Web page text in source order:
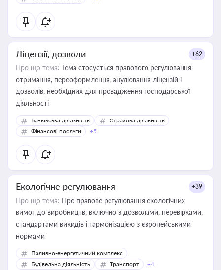
Ліцензії, дозволи +62
Про що тема: Тема стосується правового регулювання
отримання, переоформлення, анулювання ліцензій і
дозволів, необхідних для провадження господарської
діяльності
Банківська діяльність
Страхова діяльність
Фінансові послуги
+5
Екологічне регулювання +39
Про що тема: Про правове регулювання екологічних
вимог до виробництв, включно з дозволами, перевірками,
стандартами викидів і гармонізацією з європейськими
нормами
Паливно-енергетичний комплекс
Будівельна діяльність
Транспорт +4